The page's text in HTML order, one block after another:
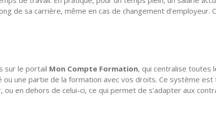
sa carrière, même en cas de changement d’employeur.
sur le portail Mon Compte Formation, qui centralise toutes
une partie de la formation avec vos droits. Ce système
en dehors de celui-ci, ce qui permet de s’adapter aux